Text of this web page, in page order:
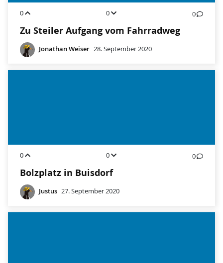
0 0 0
Zu Steiler Aufgang vom Fahrradweg
Jonathan Weiser 28. September 2020
0 0 0
Bolzplatz in Buisdorf
Justus 27. September 2020